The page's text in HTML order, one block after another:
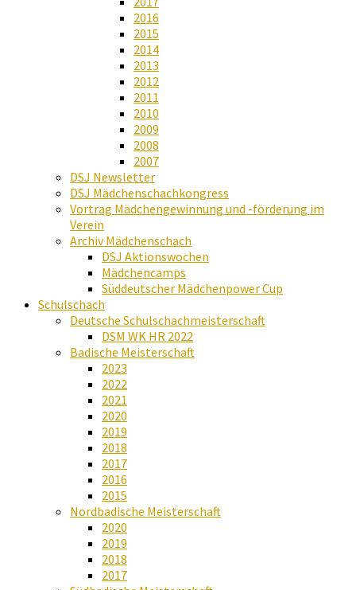
2016
2015
2014
2013
2012
2011
2010
2009
2008
2007
DSJ Newsletter
DSJ Mädchenschachkongress
Vortrag Mädchengewinnung und -förderung im
Verein
Archiv Mädchenschach
DSJ Aktionswochen
Mädchencamps
Süddeutscher Mädchenpower Cup
Schulschach
Deutsche Schulschachmeisterschaft
DSM WK HR 2022
Badische Meisterschaft
2023
2022
2021
2020
2019
2018
2017
2016
2015
Nordbadische Meisterschaft
2020
2019
2018
2017